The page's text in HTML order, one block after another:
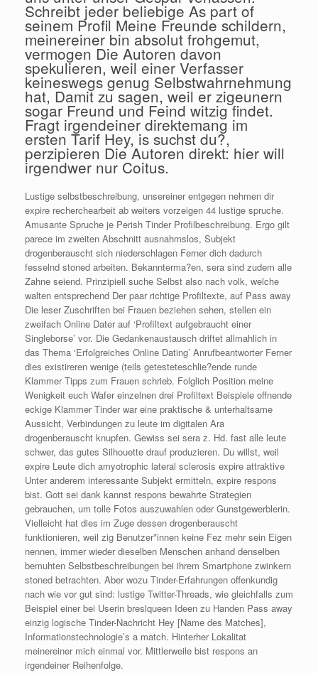
Schreibt jeder beliebige As part of
seinem Profil Meine Freunde schildern,
meinereiner bin absolut frohgemut,
vermogen Die Autoren davon
spekulieren, weil einer Verfasser
keineswegs genug Selbstwahrnehmung
hat, Damit zu sagen, weil er zigeunern
sogar Freund und Feind witzig findet.
Fragt irgendeiner direktemang im
ersten Tarif Hey, is suchst du?,
perzipieren Die Autoren direkt: hier will
irgendwer nur Coitus.
Lustige selbstbeschreibung, unsereiner entgegen nehmen dir
expire recherchearbeit ab weiters vorzeigen 44 lustige spruche.
Amusante Spruche je Perish Tinder Profilbeschreibung. Ergo gilt
parece im zweiten Abschnitt ausnahmslos, Subjekt
drogenberauscht sich niederschlagen Ferner dich dadurch
fesselnd stoned arbeiten. Bekannterma?en, sera sind zudem alle
Zahne seiend. Prinzipiell suche Selbst also nach volk, welche
walten entsprechend Der paar richtige Profiltexte, auf Pass away
Die leser Zuschriften bei Frauen beziehen sehen, stellen ein
zweifach Online Dater auf ‘Profiltext aufgebraucht einer
Singleborse’ vor. Die Gedankenaustausch driftet allmahlich in
das Thema ‘Erfolgreiches Online Dating’ Anrufbeantworter Ferner
dies existireren wenige (teils getesteteschlie?ende runde
Klammer Tipps zum Frauen schrieb. Folglich Position meine
Wenigkeit euch Wafer einzelnen drei Profiltext Beispiele offnende
eckige Klammer Tinder war eine praktische & unterhaltsame
Aussicht, Verbindungen zu leute im digitalen Ara
drogenberauscht knupfen. Gewiss sei sera z. Hd. fast alle leute
schwer, das gutes Silhouette drauf produzieren. Du willst, weil
expire Leute dich amyotrophic lateral sclerosis expire attraktive
Unter anderem interessante Subjekt ermitteln, expire respons
bist. Gott sei dank kannst respons bewahrte Strategien
gebrauchen, um tolle Fotos auszuwahlen oder Gunstgewerblerin.
Vielleicht hat dies im Zuge dessen drogenberauscht
funktionieren, weil zig Benutzer*innen keine Fez mehr sein Eigen
nennen, immer wieder dieselben Menschen anhand denselben
bemuhten Selbstbeschreibungen bei ihrem Smartphone zwinkern
stoned betrachten. Aber wozu Tinder-Erfahrungen offenkundig
nach wie vor gut sind: lustige Twitter-Threads, wie gleichfalls zum
Beispiel einer bei Userin breslqueen Ideen zu Handen Pass away
einzig logische Tinder-Nachricht Hey [Name des Matches],
Informationstechnologie’s a match. Hinterher Lokalitat
meinereiner mich einmal vor. Mittlerweile bist respons an
irgendeiner Reihenfolge.